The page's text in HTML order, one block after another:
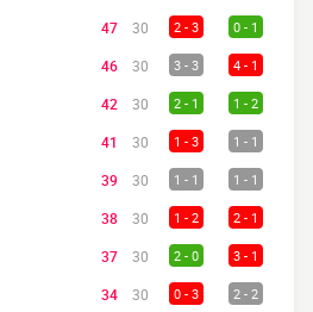
47 30 2 - 3 0 - 1
46 30 3 - 3 4 - 1
42 30 2 - 1 1 - 2
41 30 1 - 3 1 - 1
39 30 1 - 1 1 - 1
38 30 1 - 2 2 - 1
37 30 2 - 0 3 - 1
34 30 0 - 3 2 - 2